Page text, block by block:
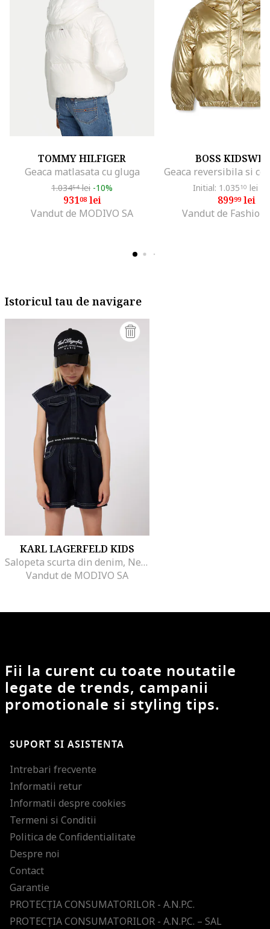
TOMMY HILFIGER
Geaca matlasata cu gluga
1.03454lei -10%
93108lei
Vandut de MODIVO SA
BOSS
Initial: 1.03510 lei
89999lei
Vandut de Fashion
Istoricul tau de navigare
KARL LAGERFELD KIDS
Salopeta scurta din denim, Negru
Vandut de MODIVO SA
Fii la curent cu toate noutatile
legate de trends, campanii
promotionale si styling tips.
SUPORT SI ASISTENTA
Intrebari frecvente
Informatii retur
Informatii despre cookies
Termeni si Conditii
Politica de Confidentialitate
Despre noi
Contact
Garantie
PROTECŢIA CONSUMATORILOR - A.N.P.C.
PROTECŢIA CONSUMATORILOR - A.N.P.C. – SAL